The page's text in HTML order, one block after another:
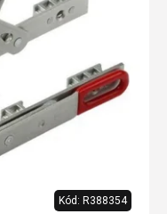
Kód: R388354